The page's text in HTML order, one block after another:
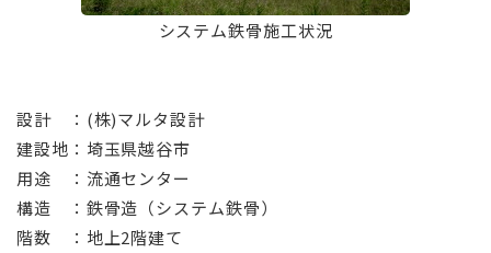
システム鉄骨施工状況
設計 ：(株)マルタ設計
建設地：埼玉県越谷市
用途 ：流通センター
構造 ：鉄骨造（システム鉄骨）
階数 ：地上2階建て